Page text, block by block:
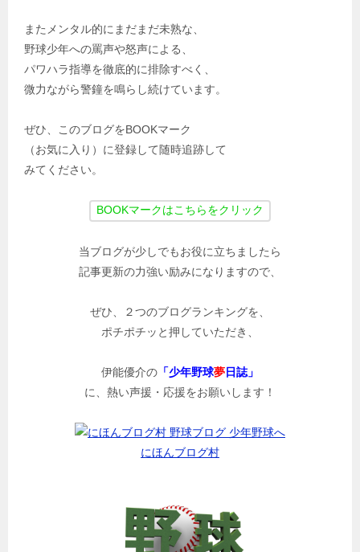
またメンタル的にまだまだ未熟な、
野球少年への罵声や怒声による、
パワハラ指導を徹底的に排除すべく、
微力ながら警鐘を鳴らし続けています。
ぜひ、このブログをBOOKマーク
（お気に入り）に登録して随時追跡して
みてください。
当ブログが少しでもお役に立ちましたら
記事更新の力強い励みになりますので、
ぜひ、２つのブログランキングを、
ポチポチッと押していただき、
伊能優介の 「少年野球夢日誌」
に、熱い声援・応援をお願いします！
にほんブログ村